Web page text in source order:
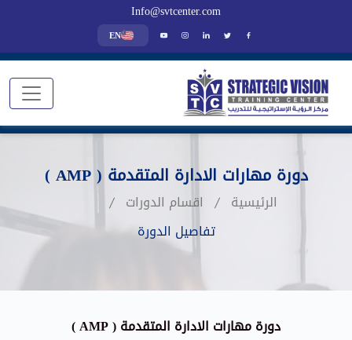
Info@svtcenter.com
EN
دورة مهارات الادارة المتقدمة ( AMP )
الرئيسية
اقسام الدورات
تفاصيل الدورة
دورة مهارات الادارة المتقدمة ( AMP )